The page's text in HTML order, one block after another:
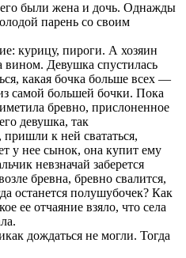
были жена и дочь. Однажды
парень со своим
курицу, пироги. А хозяин
вином. Девушка спустилась
какая бочка больше всех —
самой большей бочки. Пока
бревно, прислоненное
девушка, так
пришли к ней свататься,
у нее сынок, она купит ему
невзначай заберется
бревна, бревно свалится,
останется полушубочек? Как
ее отчаяние взяло, что села
дождаться не могли. Тогда